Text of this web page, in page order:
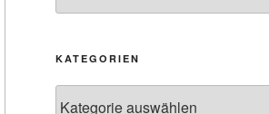
KATEGORIEN